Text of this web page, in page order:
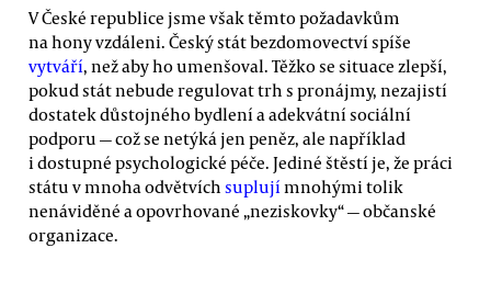
V České republice jsme však těmto požadavkům
na hony vzdáleni. Český stát bezdomovectví spíše
vytváří, než aby ho umenšoval. Těžko se situace zlepší,
pokud stát nebude regulovat trh s pronájmy, nezajistí
dostatek důstojného bydlení a adekvátní sociální
podporu — což se netýká jen peněz, ale například
i dostupné psychologické péče. Jediné štěstí je, že práci
státu v mnoha odvětvích suplujímnohými tolik
nenáviděné a opovrhované „neziskovky“ — občanské
organizace.